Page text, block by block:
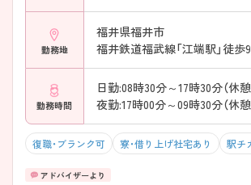
勤務地
福井県福井市
福井鉄道福武線「江端駅」徒歩
勤務時間
日勤:08時30分～17時30分（休憩
夜勤:17時00分～09時30分（休憩
復職・ブランク可 寮・借り上げ社宅あり 駅チ